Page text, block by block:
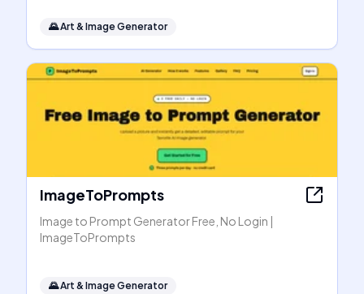
🌄Art & Image Generator
ImageToPrompts
Image to Prompt Generator Free, No Login |
ImageToPrompts
🌄Art & Image Generator